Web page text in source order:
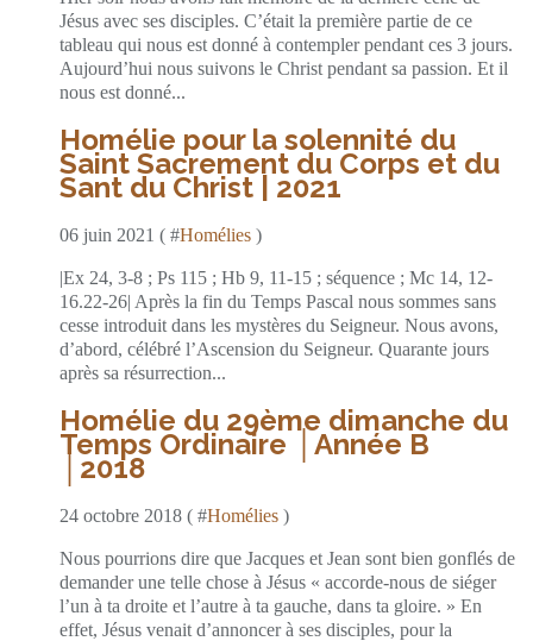
Jésus avec ses disciples. C’était la première partie de ce
tableau qui nous est donné à contempler pendant ces 3 jours.
Aujourd’hui nous suivons le Christ pendant sa passion. Et il
nous est donné...
Homélie pour la solennité du
Saint Sacrement du Corps et du
Sant du Christ | 2021
06 juin 2021 ( #Homélies )
|Ex 24, 3-8 ; Ps 115 ; Hb 9, 11-15 ; séquence ; Mc 14, 12-
16.22-26| Après la fin du Temps Pascal nous sommes sans
cesse introduit dans les mystères du Seigneur. Nous avons,
d’abord, célébré l’Ascension du Seigneur. Quarante jours
après sa résurrection...
Homélie du 29ème dimanche du
Temps Ordinaire │Année B
│2018
24 octobre 2018 ( #Homélies )
Nous pourrions dire que Jacques et Jean sont bien gonflés de
demander une telle chose à Jésus « accorde-nous de siéger
l’un à ta droite et l’autre à ta gauche, dans ta gloire. » En
effet, Jésus venait d’annoncer à ses disciples, pour la